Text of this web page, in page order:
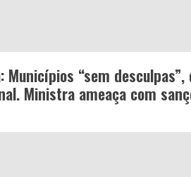
Municípios “sem desculpas”,
Ministra ameaça com